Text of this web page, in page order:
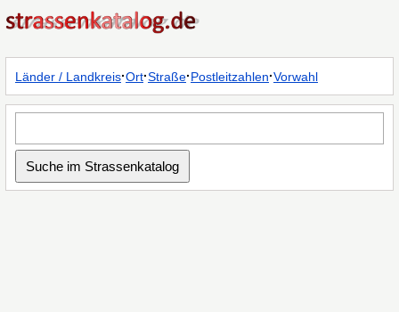
Länder / Landkreis·Ort·Straße·Postleitzahlen·Vorwahl